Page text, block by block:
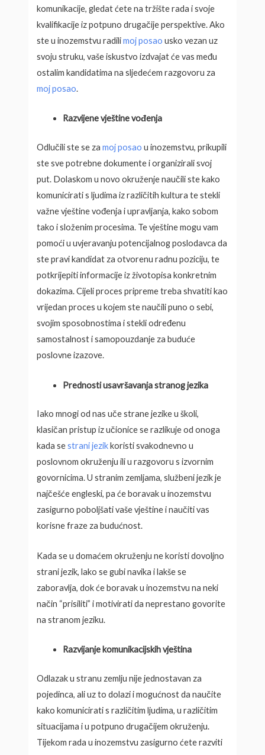
komunikacije, gledat ćete na tržište rada i svoje
kvalifikacije iz potpuno drugačije perspektive. Ako
ste u inozemstvu radilimoj posao usko vezan uz
svoju struku, vaše iskustvo izdvajat će vas među
ostalim kandidatima na sljedećem razgovoru za
moj posao.
Razvijene vještine vođenja
Odlučili ste se zamoj posao u inozemstvu, prikupili
ste sve potrebne dokumente i organizirali svoj
put. Dolaskom u novo okruženje naučili ste kako
komunicirati s ljudima iz različitih kultura te stekli
važne vještine vođenja i upravljanja, kako sobom
tako i složenim procesima. Te vještine mogu vam
pomoći u uvjeravanju potencijalnog poslodavca da
ste pravi kandidat za otvorenu radnu poziciju, te
potkrijepiti informacije iz životopisa konkretnim
dokazima. Cijeli proces pripreme treba shvatiti kao
vrijedan proces u kojem ste naučili puno o sebi,
svojim sposobnostima i stekli određenu
samostalnost i samopouzdanje za buduće
poslovne izazove.
Prednosti usavršavanja stranog jezika
Iako mnogi od nas uče strane jezike u školi,
klasičan pristup iz učionice se razlikuje od onoga
kada sestrani jezikkoristi svakodnevno u
poslovnom okruženju ili u razgovoru s izvornim
govornicima. U stranim zemljama, službeni jezik je
najčešće engleski, pa će boravak u inozemstvu
zasigurno poboljšati vaše vještine i naučiti vas
korisne fraze za budućnost.
Kada se u domaćem okruženju ne koristi dovoljno
strani jezik, lako se gubi navika i lakše se
zaboravlja, dok će boravak u inozemstvu na neki
način “prisiliti” i motivirati da neprestano govorite
na stranom jeziku.
Razvijanje komunikacijskih vještina
Odlazak u stranu zemlju nije jednostavan za
pojedinca, ali uz to dolazi i mogućnost da naučite
kako komunicirati s različitim ljudima, u različitim
situacijama i u potpuno drugačijem okruženju.
Tijekom rada u inozemstvu zasigurno ćete razviti